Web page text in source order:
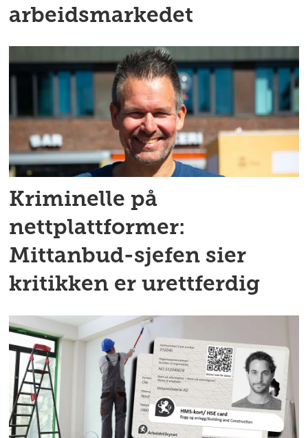
arbeidsmarkedet
Kriminelle på
nettplattformer:
Mittanbud-sjefen sier
kritikken er urettferdig